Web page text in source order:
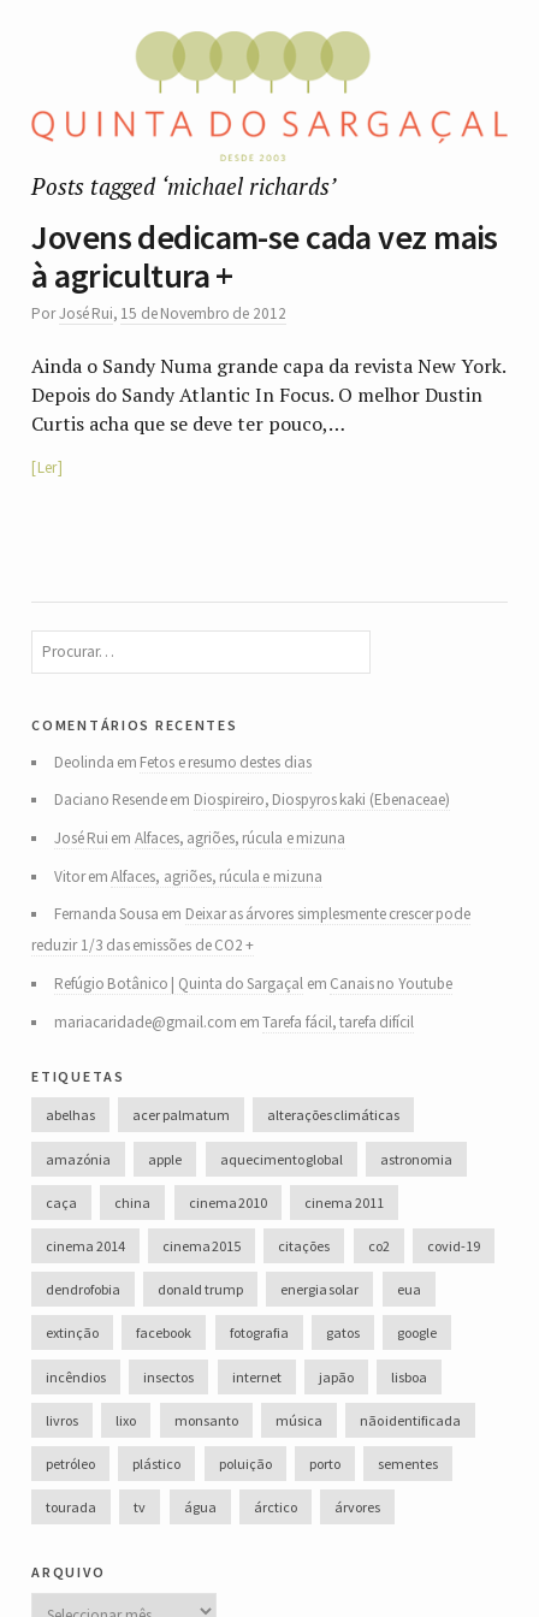
Posts tagged ‘michael richards’
Jovens dedicam-se cada vez mais
à agricultura +
PorJosé Rui, 15 de Novembro de 2012
Ainda o Sandy Numa grande capa da revista New York.
Depois do Sandy Atlantic In Focus. O melhor Dustin
Curtis acha que se deve ter pouco,…
Ler
comentários recentes
Deolinda em Fetos e resumo destes dias
Daciano Resendeem Diospireiro, Diospyros kaki (Ebenaceae)
José Rui em Alfaces, agriões, rúcula e mizuna
VitoremAlfaces, agriões, rúcula e mizuna
Fernanda Sousa em Deixar as árvores simplesmente crescer pode
reduzir 1/3 das emissões de CO2 +
Refúgio Botânico | Quinta do Sargaçal em Canais no Youtube
mariacaridade@gmail.com emTarefa fácil, tarefa difícil
etiquetas
abelhas acer palmatum alterações climáticas
amazónia apple aquecimento global astronomia
caça china cinema 2010 cinema 2011
cinema 2014 cinema 2015 citações co2 covid-19
dendrofobia donald trump energia solar eua
extinção facebook fotografia gatos google
incêndios insectos internet japão lisboa
livros lixo monsanto música não identificada
petróleo plástico poluição porto sementes
tourada tv água árctico árvores
arquivo